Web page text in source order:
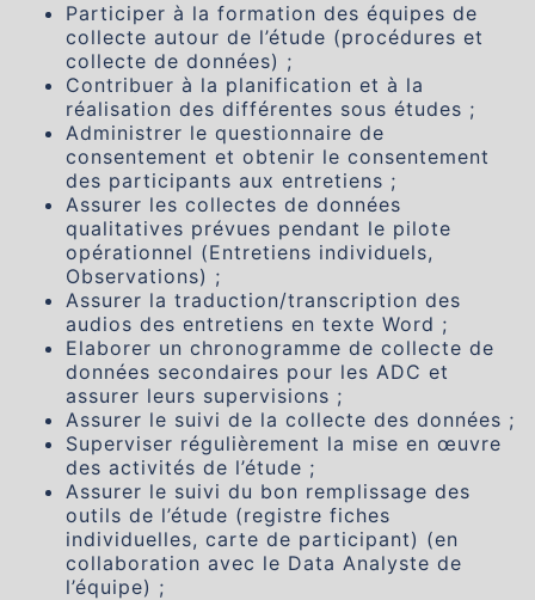
Participer à la formation des équipes de
collecte autour de l’étude (procédures et
collecte de données) ;
Contribuer à la planification et à la
réalisation des différentes sous études ;
Administrer le questionnaire de
consentement et obtenir le consentement
des participants aux entretiens ;
Assurer les collectes de données
qualitatives prévues pendant le pilote
opérationnel (Entretiens individuels,
Observations) ;
Assurer la traduction/transcription des
audios des entretiens en texte Word ;
Elaborer un chronogramme de collecte de
données secondaires pour les ADC et
assurer leurs supervisions ;
Assurer le suivi de la collecte des données ;
Superviser régulièrement la mise en œuvre
des activités de l’étude ;
Assurer le suivi du bon remplissage des
outils de l’étude (registre fiches
individuelles, carte de participant) (en
collaboration avec le Data Analyste de
l’équipe) ;